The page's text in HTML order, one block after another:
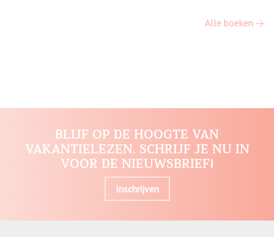
Alle boeken
BLIJF OP DE HOOGTE VAN
VAKANTIELEZEN. SCHRIJF JE NU IN
VOOR DE NIEUWSBRIEF!
Inschrijven